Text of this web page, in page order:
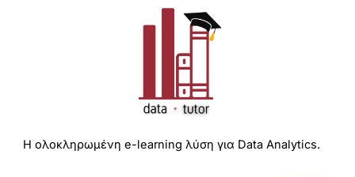
Η ολοκληρωμένη e-learning λύση για Data Analytics.